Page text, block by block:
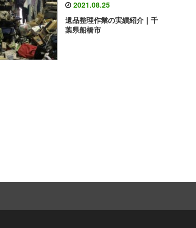
2021.08.25
遺品整理作業の実績紹介｜千
葉県船橋市